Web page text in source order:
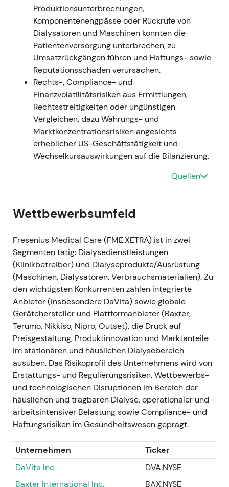
14. Juli 2023 → 30. November 2023 —
Rechtsformwechsel und Entkonsolidierung - Die
Hauptversammlung stimmte der Umwandlung von
einer KGaA in eine AG zu (außerordentliche HV am
14. Juli); die Umwandlung wurde am 30. November
2023 ins Handelsregister eingetragen und wirksam.
Fresenius SE konsolidierte FME damit nicht mehr
vollständig (Fresenius bleibt mit ~32 % beteiligt),
und FME gewann eine vereinfachte Governance-
Struktur sowie deutlich mehr unternehmerische
Marktwahrnehmung: Ein wichtiger Corporate-
(Kapitalallokation, unabhängiger Aufsichtsrat) sowie
Volatilität durch die veränderte Eigentümer- und
Berichtsstruktur. - Technisch: Volatile
Neubewertungsphase rund um das Ereignis;
mittelfristig konstruktiv für die Bewertung, da die
neue Eigenständigkeit Aktienrückkäufe und
fokussierte Umsetzung ermöglichte[37],[30].
---
21. November 2023 — TRICARE-Vergleich mit der
US-Regierung; Guidance-Anhebung- FME einigte
sich mit der US-Regierung im TRICARE-Rechtsstreit,
was einen positiven Nettoeffekt auf den Umsatz
sowie einen ~€175 Mio. Einmaleffekt auf das
operative Ergebnis im Q4/2023 zur Folge hatte. Das
Unternehmen hob die Guidance für das operative
Vorjahr)[21],[35]. - Marktwahrnehmung: Sofortiger
Glaubwürdigkeitsschub — ein einmaliger
Ergebnistreiber, der die GJ-2023-Zahlen erheblich
verbesserte und die Turnaround-These
Produktionsunterbrechungen,
Komponentenengpässe oder Rückrufe von
Dialysatoren und Maschinen könnten die
Patientenversorgung unterbrechen, zu
Umsatzrückgängen führen und Haftungs- sowie
Reputationsschäden verursachen.
Rechts-, Compliance- und
Finanzvolatilitätsrisiken aus Ermittlungen,
Rechtsstreitigkeiten oder ungünstigen
Vergleichen, dazu Währungs- und
Marktkonzentrationsrisiken angesichts
erheblicher US-Geschäftstätigkeit und
Wechselkursauswirkungen auf die Bilanzierung.
Quellen
Wettbewerbsumfeld
Fresenius Medical Care (FME.XETRA) ist in zwei
Segmenten tätig: Dialysedienstleistungen
(Klinikbetreiber) und Dialyseprodukte/Ausrüstung
(Maschinen, Dialysatoren, Verbrauchsmaterialien). Zu
den wichtigsten Konkurrenten zählen integrierte
Anbieter (insbesondere DaVita) sowie globale
Gerätehersteller und Plattformanbieter (Baxter,
Terumo, Nikkiso, Nipro, Outset), die Druck auf
Preisgestaltung, Produktinnovation und Marktanteile
im stationären und häuslichen Dialysebereich
ausüben. Das Risikoprofil des Unternehmens wird von
Erstattungs- und Regulierungsrisiken, Wettbewerbs-
und technologischen Disruptionen im Bereich der
häuslichen und tragbaren Dialyse, operationaler und
arbeitsintensiver Belastung sowie Compliance- und
Haftungsrisiken im Gesundheitswesen geprägt.
Unternehmen
Ticker
DaVita Inc.
DVA.NYSE
Baxter International Inc.
BAX.NYSE